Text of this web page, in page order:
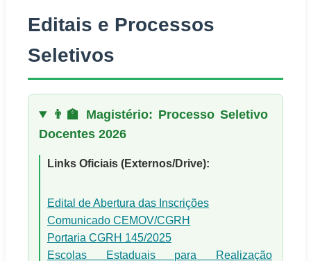
Editais e Processos
Seletivos
👨‍🏫 Magistério: Processo Seletivo
Docentes 2026
Links Oficiais (Externos/Drive):
Edital de Abertura das Inscrições
Comunicado CEMOV/CGRH
Portaria CGRH 145/2025
Escolas Estaduais para Realização